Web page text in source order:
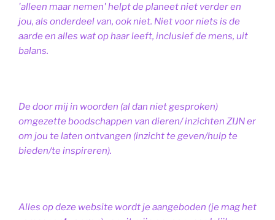
'alleen maar nemen' helpt de planeet niet verder en
jou, als onderdeel van, ook niet. Niet voor niets is de
aarde en alles wat op haar leeft, inclusief de mens, uit
balans.
De door mij in woorden (al dan niet gesproken)
omgezette boodschappen van dieren/ inzichten ZIJN er
om jou te laten ontvangen (inzicht te geven/hulp te
bieden/te inspireren).
Alles op deze website wordt je aangeboden (je mag het